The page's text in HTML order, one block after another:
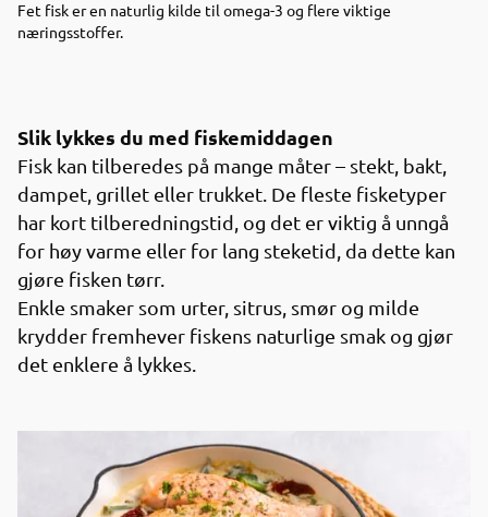
Fet fisk er en naturlig kilde til omega-3 og flere viktige
næringsstoffer.
Slik lykkes du med fiskemiddagen
Fisk kan tilberedes på mange måter – stekt, bakt,
dampet, grillet eller trukket. De fleste fisketyper
har kort tilberedningstid, og det er viktig å unngå
for høy varme eller for lang steketid, da dette kan
gjøre fisken tørr.
Enkle smaker som urter, sitrus, smør og milde
krydder fremhever fiskens naturlige smak og gjør
det enklere å lykkes.